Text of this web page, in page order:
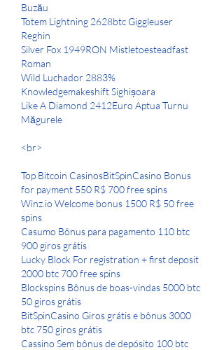
Buzău
Totem Lightning 2628btc Giggleuser
Reghin
Silver Fox 1949RON Mistletoesteadfast
Roman
Wild Luchador 2883%
Knowledgemakeshift Sighișoara
Like A Diamond 2412Euro Aptua Turnu
Măgurele
<br>
Top Bitcoin CasinosBitSpinCasino Bonus
for payment 550 R$ 700 free spins
Winz.io Welcome bonus 1500 R$ 50 free
spins
Casumo Bônus para pagamento 110 btc
900 giros grátis
Lucky Block For registration + first deposit
2000 btc 700 free spins
Blockspins Bônus de boas-vindas 5000 btc
50 giros grátis
BitSpinCasino Giros grátis e bônus 3000
btc 750 giros grátis
Cassino Sem bônus de depósito 100 btc